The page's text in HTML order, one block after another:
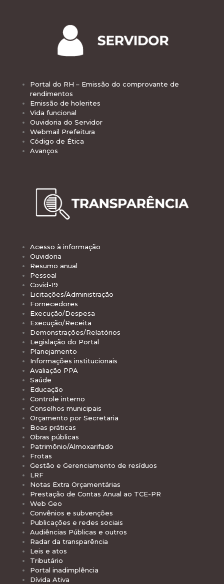
Portal do RH – Emissão do comprovante de
rendimentos
Emissão de holerites
Vida funcional
Ouvidoria do Servidor
Webmail Prefeitura
Código de Ética
Avanços
Acesso à informação
Ouvidoria
Resumo anual
Pessoal
Covid-19
Licitações/Administração
Fornecedores
Execução/Despesa
Execução/Receita
Demonstrações/Relatórios
Legislação do Portal
Planejamento
Informações institucionais
Avaliação PPA
Saúde
Educação
Controle interno
Conselhos municipais
Orçamento por Secretaria
Boas práticas
Obras públicas
Patrimônio/Almoxarifado
Frotas
Gestão e Gerenciamento de resíduos
LRF
Notas Extra Orçamentárias
Prestação de Contas Anual ao TCE-PR
Web Geo
Convênios e subvenções
Publicações e redes sociais
Audiências Públicas e outros
Radar da transparência
Leis e atos
Tributário
Portal inadimplência
Dívida Ativa